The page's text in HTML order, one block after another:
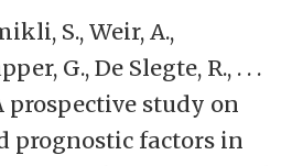
S., Weir, A.,
G., De Slegte, R., . . .
prospective study on
prognostic factors in